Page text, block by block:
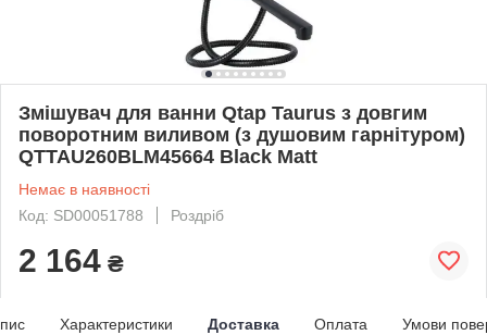
Змішувач для ванни Qtap Taurus з довгим
поворотним виливом (з душовим гарнітуром)
QTTAU260BLM45664 Black Matt
Немає в наявності
Код: SD00051788
Роздріб
2 164 ₴
Характеристики Доставка Оплата Умови